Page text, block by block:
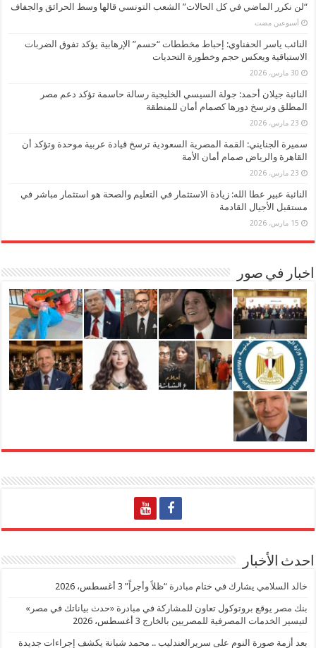
“لن نكرر الماضي في كل الحالات” الشعب التونسي قالها وسط الحرائق والجفاف
‏أسبوعين مضت
النائب ياسر الحفناوي: إحباط مخططات “حسم” الإرهابية يؤكد تفوق الضربات
الاستباقية ويعكس حجم وخطورة التحديات
30 مارس، 2026
النائبة جيلان أحمد: جولة السيسي الخليجية رسالة حاسمة تؤكد دعم مصر
المطلق وترسخ دورها كصمام أمان للمنطقة
23 مارس، 2026
سميرة الجنايني: القمة المصرية السعودية ترسخ قيادة عربية موحدة وتؤكد أن
القاهرة والرياض صمام أمان الأمة
23 مارس، 2026
النائبة عبير عطا الله: زيادة الاستثمار في التعليم والصحة هو استثمار مباشر في
مستقبل الأجيال القادمة
15 مارس، 2026
اخبار في صور
احدث الأخبار
خالد السلامي يشارك في ختام مبادرة “ظلاً وأجراً” 3 أغسطس، 2026
بنك مصر يوقع بروتوكول تعاون للمشاركة في مبادرة «حدث بياناتك في مصر»
لتيسير الخدمات المصرفية للمصريين بالخارج 3 أغسطس، 2026
بعد أزمة صورة النوم على سريرالعندليب .. محمد شبانة يكشف إجراءات جديدة